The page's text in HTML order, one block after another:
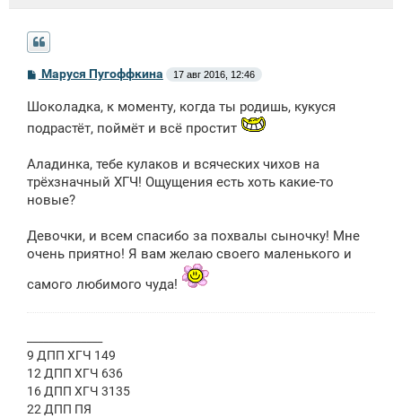
С
б
е
и
е
Маруся Пугоффкина 17 авг 2016, 12:46
Шоколадка, к моменту, когда ты родишь, кукуся
подрастёт, поймёт и всё простит
Аладинка, тебе кулаков и всяческих чихов на
трёхзначный ХГЧ! Ощущения есть хоть какие-то
новые?
Девочки, и всем спасибо за похвалы сыночку! Мне
очень приятно! Я вам желаю своего маленького и
самого любимого чуда!
9 ДПП ХГЧ 149
12 ДПП ХГЧ 636
16 ДПП ХГЧ 3135
22 ДПП ПЯ